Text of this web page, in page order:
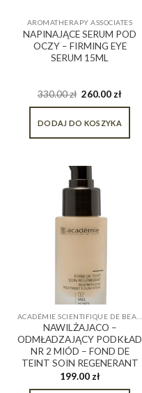
AROMATHERAPY ASSOCIATES
NAPINAJĄCE SERUM POD
OCZY – FIRMING EYE
SERUM 15ML
330.00zł 260.00 zł
DODAJ DO KOSZYKA
NAWILŻAJACO –
ODMŁADZAJĄCY PODKŁAD
NR 2 MIÓD – FOND DE
TEINT SOIN REGENERANT
199.00 zł